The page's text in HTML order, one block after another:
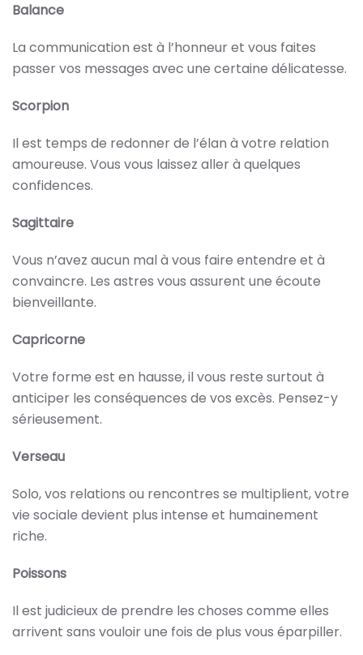
Balance
La communication est à l’honneur et vous faites
passer vos messages avec une certaine délicatesse.
Scorpion
Il est temps de redonner de l’élan à votre relation
amoureuse. Vous vous laissez aller à quelques
confidences.
Sagittaire
Vous n’avez aucun mal à vous faire entendre et à
convaincre. Les astres vous assurent une écoute
bienveillante.
Capricorne
Votre forme est en hausse, il vous reste surtout à
anticiper les conséquences de vos excès. Pensez-y
sérieusement.
Verseau
Solo, vos relations ou rencontres se multiplient, votre
vie sociale devient plus intense et humainement
riche.
Poissons
Il est judicieux de prendre les choses comme elles
arrivent sans vouloir une fois de plus vous éparpiller.